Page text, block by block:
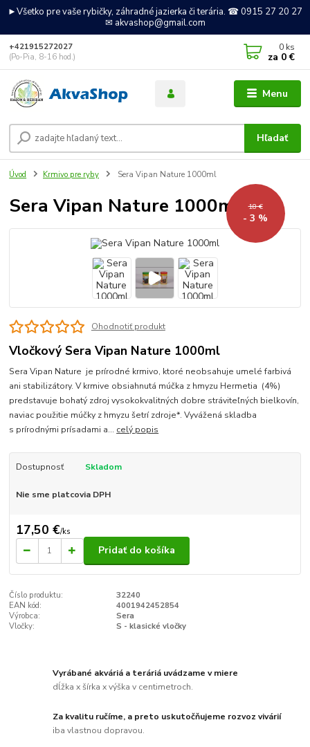
►Všetko pre vaše rybičky, záhradné jazierka či terária. ☎ 0915 27 20 27
✉ akvashop@gmail.com
Menu
Hľadať
+421915272027
(Po-Pia, 8-16 hod.)
0 ks
za 0 €
Úvod Krmivo pre ryby Sera Vipan Nature 1000ml
Sera Vipan Nature 1000ml 18 €
- 3 %
Ohodnotiť produkt
Vločkový Sera Vipan Nature 1000ml
Sera Vipan Nature je prírodné krmivo, ktoré neobsahuje umelé farbivá
ani stabilizátory. V krmive obsiahnutá múčka z hmyzu Hermetia (4%)
predstavuje bohatý zdroj vysokokvalitných dobre stráviteľných bielkovín,
naviac použitie múčky z hmyzu šetrí zdroje*. Vyvážená skladba
s prírodnými prísadami a... celý popis
Dostupnosť Skladom
Nie sme platcovia DPH
17,50 €/ks
Pridať do košíka
Číslo produktu:
32240
EAN kód:
4001942452854
Výrobca:
Sera
Vločky:
S - klasické vločky
Vyrábané akváriá a teráriá uvádzame v miere
dĺžka x šírka x výška v centimetroch.
Za kvalitu ručíme, a preto uskutočňujeme rozvoz vivárií
iba vlastnou dopravou.